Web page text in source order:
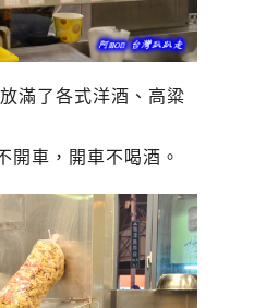
滿了各式洋酒、高粱
開車，開車不喝酒。